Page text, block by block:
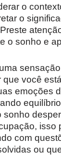
o
o
o sonho e
que você
emoções
sonho
isso
com
ou